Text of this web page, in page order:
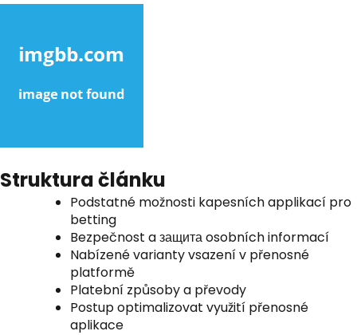
Struktura článku
Podstatné možnosti kapesních applikací pro
betting
Bezpečnost a защита osobních informací
Nabízené varianty vsazení v přenosné
platformě
Platební způsoby a převody
Postup optimalizovat využití přenosné
aplikace